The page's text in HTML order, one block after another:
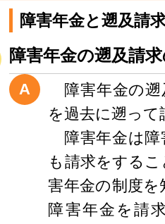
障害年金と遡及請
障害年金の遡及請
A
障害年金の遡
を過去に遡って
障害年金は障
も請求をする
害年金の制度
障害年金を請